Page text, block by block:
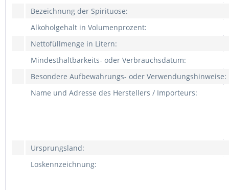
Bezeichnung der Spirituose:
Alkoholgehalt in Volumenprozent:
Nettofüllmenge in Litern:
Mindesthaltbarkeits- oder Verbrauchsdatum:
Besondere Aufbewahrungs- oder Verwendungshinweise:
Name und Adresse des Herstellers / Importeurs:
Ursprungsland:
Loskennzeichnung: